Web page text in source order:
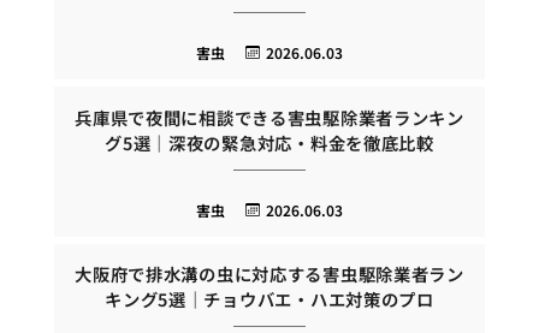
2026.06.03
害虫
兵庫県で夜間に相談できる害虫駆除業者ランキン
グ5選｜深夜の緊急対応・料金を徹底比較
2026.06.03
害虫
大阪府で排水溝の虫に対応する害虫駆除業者ラン
キング5選｜チョウバエ・ハエ対策のプロ